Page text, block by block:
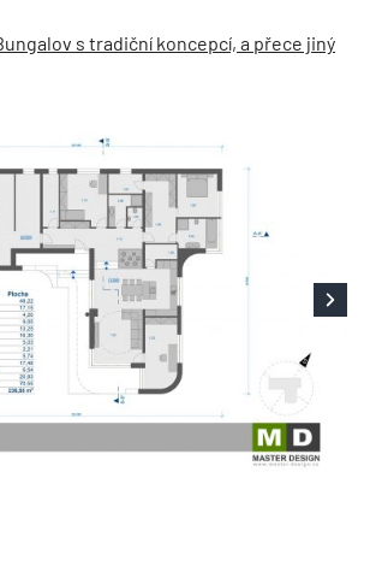
s tradiční koncepcí, a přece jiný